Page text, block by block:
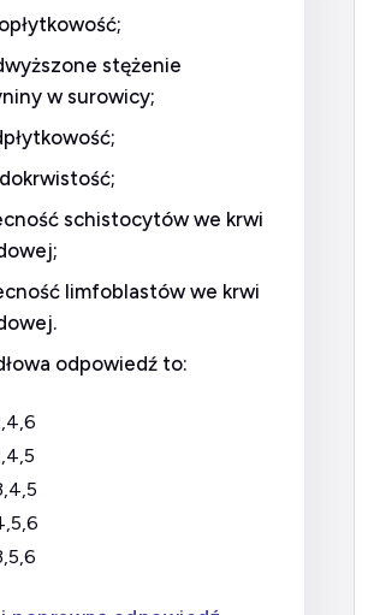
stężenie
w surowicy;
schistocytów we krwi
limfoblastów we krwi
odpowiedź to: